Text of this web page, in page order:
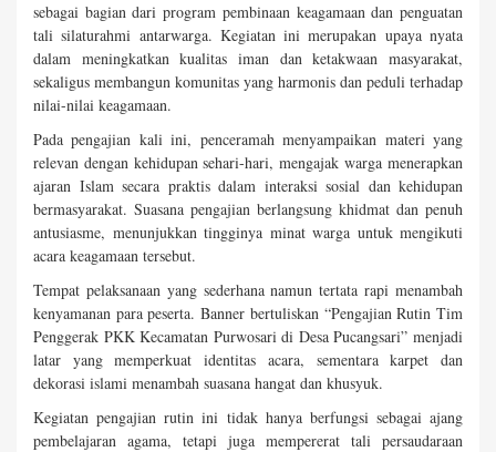
sebagai bagian dari program pembinaan keagamaan dan penguatan
tali silaturahmi antarwarga. Kegiatan ini merupakan upaya nyata
dalam meningkatkan kualitas iman dan ketakwaan masyarakat,
sekaligus membangun komunitas yang harmonis dan peduli terhadap
nilai-nilai keagamaan.
Pada pengajian kali ini, penceramah menyampaikan materi yang
relevan dengan kehidupan sehari-hari, mengajak warga menerapkan
ajaran Islam secara praktis dalam interaksi sosial dan kehidupan
bermasyarakat. Suasana pengajian berlangsung khidmat dan penuh
antusiasme, menunjukkan tingginya minat warga untuk mengikuti
acara keagamaan tersebut.
Tempat pelaksanaan yang sederhana namun tertata rapi menambah
kenyamanan para peserta. Banner bertuliskan “Pengajian Rutin Tim
Penggerak PKK Kecamatan Purwosari di Desa Pucangsari” menjadi
latar yang memperkuat identitas acara, sementara karpet dan
dekorasi islami menambah suasana hangat dan khusyuk.
Kegiatan pengajian rutin ini tidak hanya berfungsi sebagai ajang
pembelajaran agama, tetapi juga mempererat tali persaudaraan